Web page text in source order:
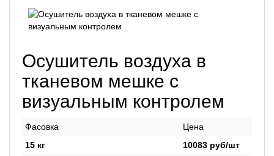
Осушитель воздуха в
тканевом мешке с
визуальным контролем
Фасовка
Цена
15 кг
10083 руб/шт